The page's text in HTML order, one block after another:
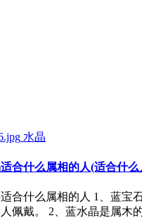
水晶
合什么属相的人(适合什么
合什么属相的人 1、蓝宝
佩戴。 2、蓝水晶是属木